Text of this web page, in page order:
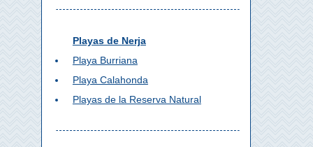
Playas de Nerja
Playa Burriana
Playa Calahonda
Playas de la Reserva Natural